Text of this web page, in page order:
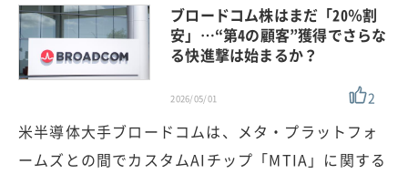
ブロードコム株はまだ「20％割
安」…“第4の顧客”獲得でさらな
る快進撃は始まるか？
2026/05/01 2
米半導体大手ブロードコムは、メタ・プラットフォ
ームズとの間でカスタムAIチップ「MTIA」に関する